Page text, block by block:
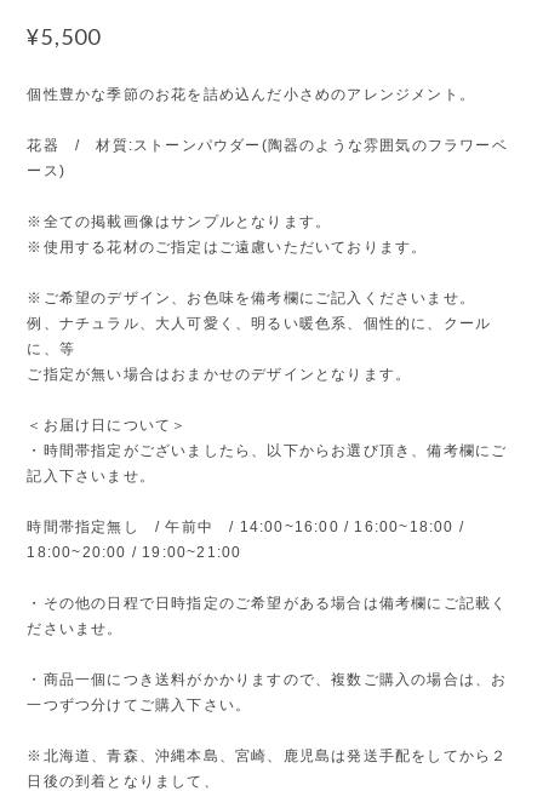
¥5,500
個性豊かな季節のお花を詰め込んだ小さめのアレンジメント。
花器 / 材質:ストーンパウダー(陶器のような雰囲気のフラワーベ
ース)
※全ての掲載画像はサンプルとなります。
※使用する花材のご指定はご遠慮いただいております。
※ご希望のデザイン、お色味を備考欄にご記入くださいませ。
例、ナチュラル、大人可愛く、明るい暖色系、個性的に、クール
に、等
ご指定が無い場合はおまかせのデザインとなります。
＜お届け日について＞
・時間帯指定がございましたら、以下からお選び頂き、備考欄にご
記入下さいませ。
時間帯指定無し / 午前中 / 14:00~16:00 / 16:00~18:00 /
18:00~20:00 / 19:00~21:00
・その他の日程で日時指定のご希望がある場合は備考欄にご記載く
ださいませ。
・商品一個につき送料がかかりますので、複数ご購入の場合は、お
一つずつ分けてご購入下さい。
※北海道、青森、沖縄本島、宮崎、鹿児島は発送手配をしてから２
日後の到着となりまして、